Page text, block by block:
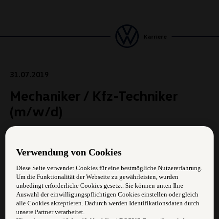
Karriere
31.07.2019
Mechaniker / Kfz-Techniker
(m/w/d)
Servicearbeiten am Fahrzeug
Diverse Reparaturarbeiten
Diagnose / Fehlersuche
Verwendung von Cookies
Diese Seite verwendet Cookies für eine bestmögliche Nutzererfahrung.
Um die Funktionalität der Webseite zu gewährleisten, wurden
unbedingt erforderliche Cookies gesetzt. Sie können unten Ihre
Auswahl der einwilligungspflichtigen Cookies einstellen oder gleich
alle Cookies akzeptieren. Dadurch werden Identifikationsdaten durch
unsere Partner verarbeitet.